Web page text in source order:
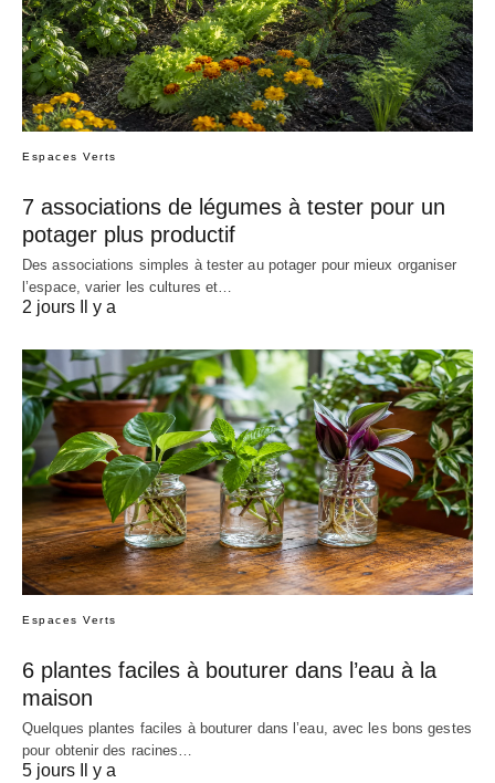
Espaces Verts
7 associations de légumes à tester pour un
potager plus productif
Des associations simples à tester au potager pour mieux organiser
l’espace, varier les cultures et…
2 jours Il y a
Espaces Verts
6 plantes faciles à bouturer dans l’eau à la
maison
Quelques plantes faciles à bouturer dans l’eau, avec les bons gestes
pour obtenir des racines…
5 jours Il y a